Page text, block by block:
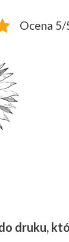
Ocena 5/
druku,